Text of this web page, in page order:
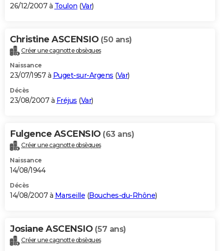
26/12/2007 à Toulon (Var)
Christine ASCENSIO (50 ans)
Créer une cagnotte obsèques
Naissance
23/07/1957 à Puget-sur-Argens (Var)
Décès
23/08/2007 à Fréjus (Var)
Fulgence ASCENSIO (63 ans)
Créer une cagnotte obsèques
Naissance
14/08/1944
Décès
14/08/2007 à Marseille (Bouches-du-Rhône)
Josiane ASCENSIO (57 ans)
Créer une cagnotte obsèques